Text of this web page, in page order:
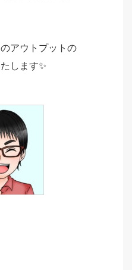
アウトプットの
します✨